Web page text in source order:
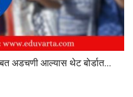
अडचणी आल्यास थेट बोर्डात...